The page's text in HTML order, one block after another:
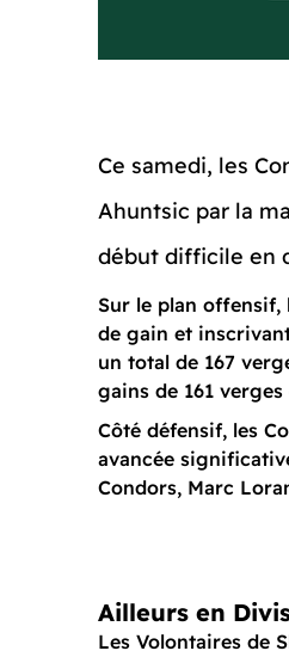
Ce samedi, les
Ahuntsic par la
début difficile en
Sur le plan offensif,
de gain et
un total de 167
gains de 161
Côté défensif, les
avancée
Condors, Marc
Ailleurs en
Les Volontaires de